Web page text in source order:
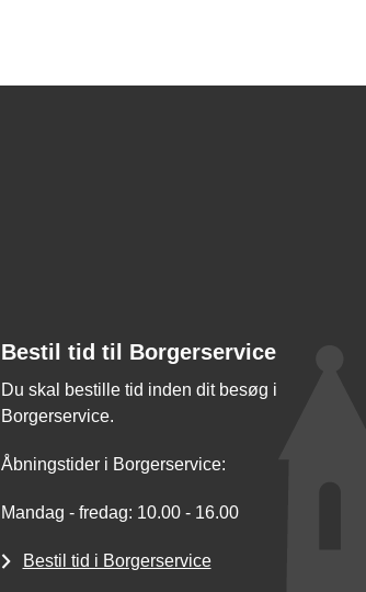
Bestil tid til Borgerservice
Du skal bestille tid inden dit besøg i
Borgerservice.
Åbningstider i Borgerservice:
Mandag - fredag: 10.00 - 16.00
Bestil tid i Borgerservice